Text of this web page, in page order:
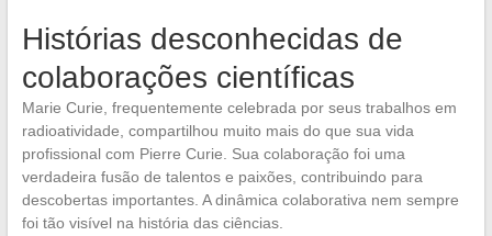
Histórias desconhecidas de
colaborações científicas
Marie Curie, frequentemente celebrada por seus trabalhos em
radioatividade, compartilhou muito mais do que sua vida
profissional com Pierre Curie. Sua colaboração foi uma
verdadeira fusão de talentos e paixões, contribuindo para
descobertas importantes. A dinâmica colaborativa nem sempre
foi tão visível na história das ciências.